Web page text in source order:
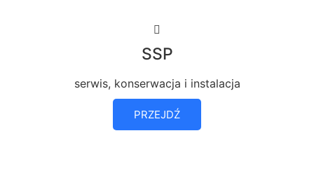
SSP
serwis, konserwacja i instalacja
PRZEJDŹ